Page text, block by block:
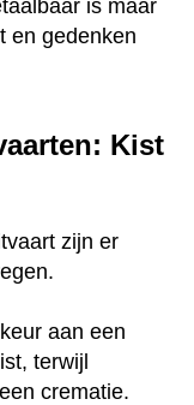
is maar
en gedenken
Kist
zijn er
aan een
terwijl
crematie.